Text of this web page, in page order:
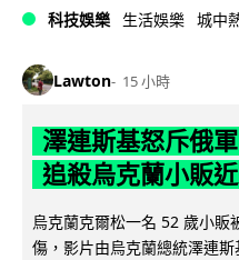
科技娛樂 生活娛樂 城中
Lawton 15 小時
澤連斯基怒斥俄
追殺烏克蘭小販
烏克蘭克爾松一名 52 歲小販
傷，影片由烏克蘭總統澤連